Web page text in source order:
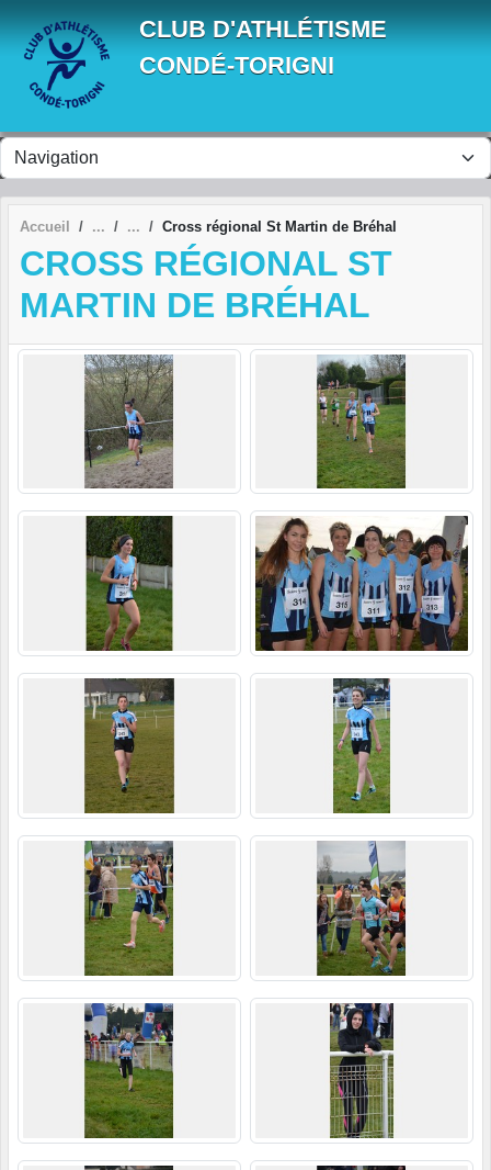
CLUB D'ATHLÉTISME
CONDÉ-TORIGNI
Accueil Cross régional St Martin de Bréhal
CROSS RÉGIONAL ST
MARTIN DE BRÉHAL